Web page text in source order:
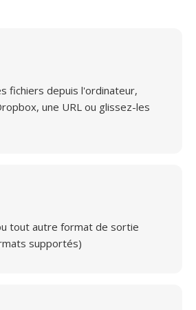
fichiers depuis l'ordinateur,
une URL ou glissez-les
tout autre format de sortie
supportés)